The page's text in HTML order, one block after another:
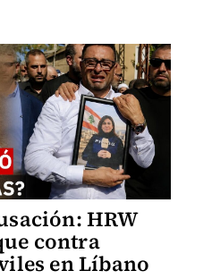
HRW
contra
en Líbano